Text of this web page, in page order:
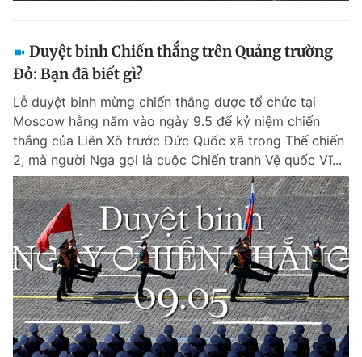
Duyệt binh Chiến thắng trên Quảng trường
Đỏ: Bạn đã biết gì?
Lễ duyệt binh mừng chiến thắng được tổ chức tại
Moscow hằng năm vào ngày 9.5 để kỷ niệm chiến
thắng của Liên Xô trước Đức Quốc xã trong Thế chiến
2, mà người Nga gọi là cuộc Chiến tranh Vệ quốc Vĩ...